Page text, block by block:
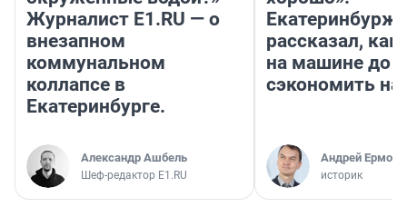
Журналист E1.RU — о
внезапном
коммунальном
коллапсе в
Екатеринбурге.
Александр Ашбель
Шеф-редактор E1.RU
рассказал, как
на машине до
сэкономить на
Андрей
историк